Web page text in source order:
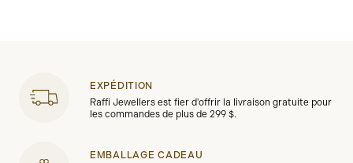
EXPÉDITION
Raffi Jewellers est fier d'offrir la livraison gratuite pour
les commandes de plus de 299 $.
EMBALLAGE CADEAU